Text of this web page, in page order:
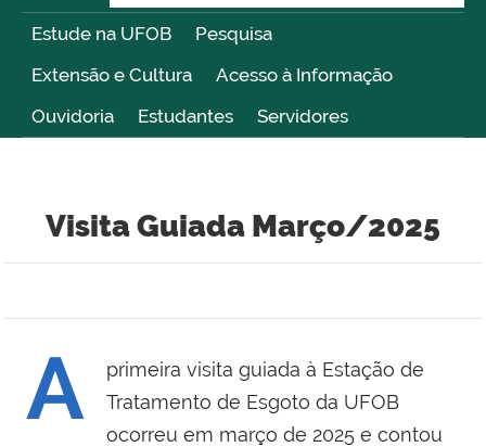
Estude na UFOB
Pesquisa
Extensão e Cultura
Acesso à Informação
Ouvidoria
Estudantes Servidores
Visita Guiada Março/2025
A primeira visita guiada à Estação de
Tratamento de Esgoto da UFOB
ocorreu em março de 2025 e contou